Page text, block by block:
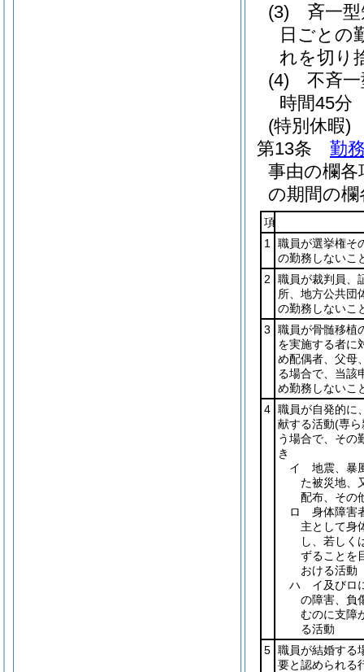
(3)
斉一
日ごとの
れを切り
(4)
不斉
時間45分
(特別休暇)
第13条
勤
事由の欄
の期間の
項
1
職員が選挙権そ
の勤務しないこ
2
職員が裁判員、
所、地方公共団
の勤務しないこ
3
職員が骨髄移植
を実施する者に
め配偶者、父母
る場合で、当該
め勤務しないこ
4 職員が自発的に
献する活動(専ら
う場合で、その
き
イ 地震、暴
た被災地、
配布、その
ロ 身体障害
主として身
し、若しく
ずることを
おける活動
ハ イ及びロ
の障害、負
むのに支障
る活動
5 職員が結婚する
要と認められる